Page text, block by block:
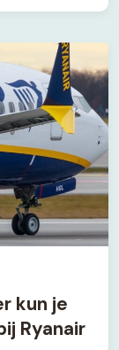
kun je
Ryanair